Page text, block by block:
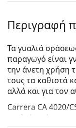
Περιγραφή
Τα γυαλιά
παραγωγό είναι
την άνετη χρήση
τους τα καθιστά
αλλά και για τον
Carrera CA 4020/
γυαλιά οράσεως.